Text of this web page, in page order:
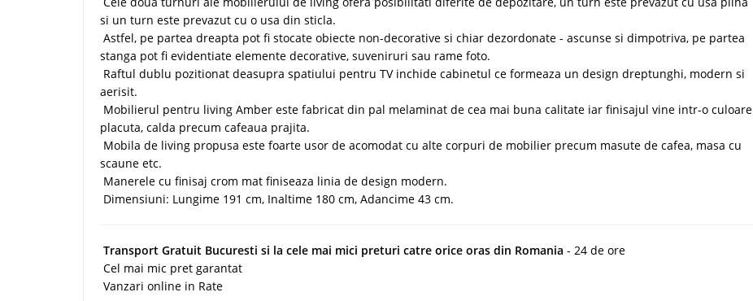
si un turn este prevazut cu o usa din sticla.
Astfel, pe partea dreapta pot fi stocate obiecte non-decorative si chiar dezordonate - ascunse si dimpotriva, pe partea
stanga pot fi evidentiate elemente decorative, suveniruri sau rame foto.
Raftul dublu pozitionat deasupra spatiului pentru TV inchide cabinetul ce formeaza un design dreptunghi, modern si
aerisit.
Mobilierul pentru living Amber este fabricat din pal melaminat de cea mai buna calitate iar finisajul vine intr-o culoare
placuta, calda precum cafeaua prajita.
Mobila de living propusa este foarte usor de acomodat cu alte corpuri de mobilier precum masute de cafea, masa cu
scaune etc.
Manerele cu finisaj crom mat finiseaza linia de design modern.
Dimensiuni: Lungime 191 cm, Inaltime 180 cm, Adancime 43 cm.
Transport Gratuit Bucuresti si la cele mai mici preturi catre orice oras din Romania - 24 de ore
Cel mai mic pret garantat
Vanzari online in Rate